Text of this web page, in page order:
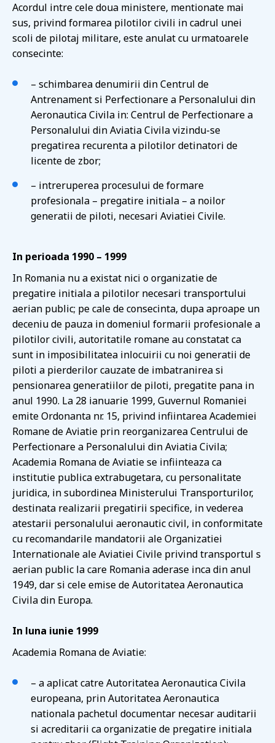
Acordul intre cele doua ministere, mentionate mai
sus, privind formarea pilotilor civili in cadrul unei
scoli de pilotaj militare, este anulat cu urmatoarele
consecinte:
– schimbarea denumirii din Centrul de
Antrenament si Perfectionare a Personalului din
Aeronautica Civila in: Centrul de Perfectionare a
Personalului din Aviatia Civila vizindu-se
pregatirea recurenta a pilotilor detinatori de
licente de zbor;
– intreruperea procesului de formare
profesionala – pregatire initiala – a noilor
generatii de piloti, necesari Aviatiei Civile.
In perioada 1990 – 1999
In Romania nu a existat nici o organizatie de
pregatire initiala a pilotilor necesari transportului
aerian public; pe cale de consecinta, dupa aproape un
deceniu de pauza in domeniul formarii profesionale a
pilotilor civili, autoritatile romane au constatat ca
sunt in imposibilitatea inlocuirii cu noi generatii de
piloti a pierderilor cauzate de imbatranirea si
pensionarea generatiilor de piloti, pregatite pana in
anul 1990. La 28 ianuarie 1999, Guvernul Romaniei
emite Ordonanta nr. 15, privind infiintarea Academiei
Romane de Aviatie prin reorganizarea Centrului de
Perfectionare a Personalului din Aviatia Civila;
Academia Romana de Aviatie se infiinteaza ca
institutie publica extrabugetara, cu personalitate
juridica, in subordinea Ministerului Transporturilor,
destinata realizarii pregatirii specifice, in vederea
atestarii personalului aeronautic civil, in conformitate
cu recomandarile mandatorii ale Organizatiei
Internationale ale Aviatiei Civile privind transportul s
aerian public la care Romania aderase inca din anul
1949, dar si cele emise de Autoritatea Aeronautica
Civila din Europa.
In luna iunie 1999
Academia Romana de Aviatie:
– a aplicat catre Autoritatea Aeronautica Civila
europeana, prin Autoritatea Aeronautica
nationala pachetul documentar necesar auditarii
si acreditarii ca organizatie de pregatire initiala